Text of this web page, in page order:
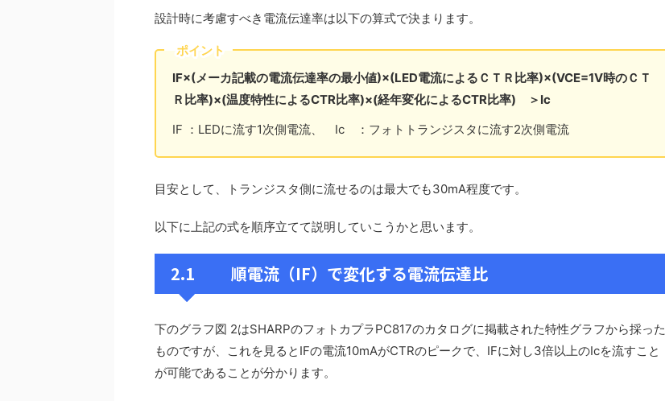
設計時に考慮すべき電流伝達率は以下の算式で決まります。
ポイント
IF×(メーカ記載の電流伝達率の最小値)×(LED電流によるＣＴＲ比率)×(VCE=1V時のＣＴ
Ｒ比率)×(温度特性によるCTR比率)×(経年変化によるCTR比率) ＞Ic
IF ：LEDに流す1次側電流、 Ic ：フォトトランジスタに流す2次側電流
目安として、トランジスタ側に流せるのは最大でも30mA程度です。
以下に上記の式を順序立てて説明していこうかと思います。
2.1 順電流（IF）で変化する電流伝達比
下のグラフ図 2はSHARPのフォトカプラPC817のカタログに掲載された特性グラフから採った
ものですが、これを見るとIFの電流10mAがCTRのピークで、IFに対し3倍以上のIcを流すこと
が可能であることが分かります。